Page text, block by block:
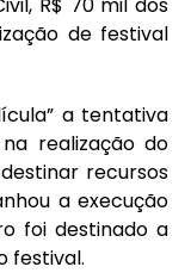
de festival
a tentativa
realização do
recursos
a execução
foi destinado a
festival.